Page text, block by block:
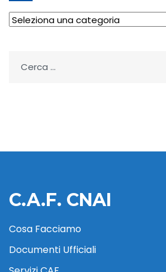
Archivio
per:
C.A.F. CNAI
Cosa Facciamo
Documenti Ufficiali